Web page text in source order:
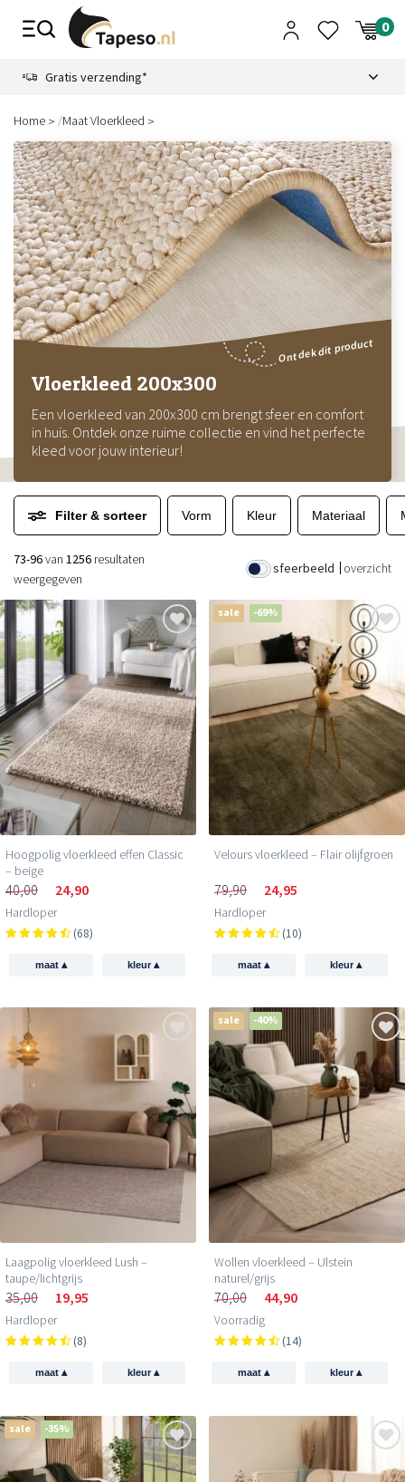
Gratis verzending*
Home /Maat Vloerkleed
Vloerkleed 200x300
Een vloerkleed van 200x300 cm brengt sfeer en comfort
in huis. Ontdek onze ruime collectie en vind het perfecte
kleed voor jouw interieur!
Ontdek dit product
Filter & sorteer Vorm Kleur Materiaal
sfeerbeeld overzicht
73-96van 1256 resultaten
weergegeven
Hoogpolig vloerkleed effen Classic
– beige
40,00 24,90
Hardloper
(68)
maat ▴ kleur▴
sale -69%
Velours vloerkleed – Flair olijfgroen
79,90 24,95
Hardloper
(10)
maat ▴ kleur▴
Laagpolig vloerkleed Lush –
taupe/lichtgrijs
35,00 19,95
Hardloper
(8)
maat ▴ kleur▴
sale -40%
Wollen vloerkleed – Ulstein
naturel/grijs
70,00 44,90
Voorradig
(14)
maat ▴ kleur▴
sale -35%